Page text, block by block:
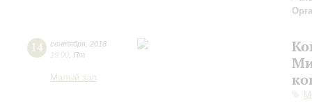
14 сентября 2018
19:00 Пт
Малый зал